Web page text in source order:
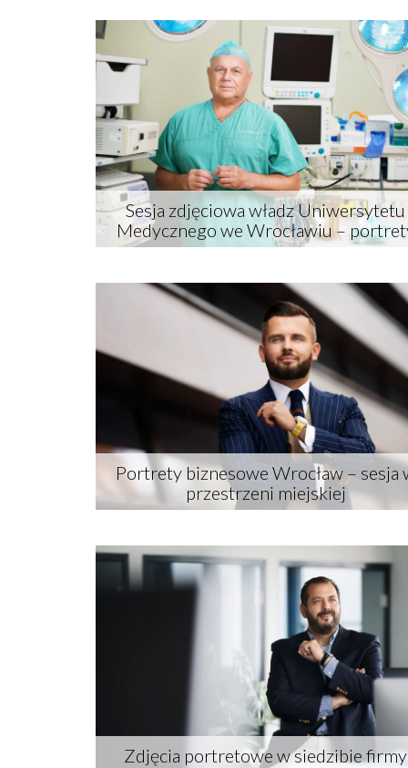
Sesja zdjęciowa władz Uniwersytetu
Medycznego we Wrocławiu –
Portrety biznesowe Wrocław – sesja
przestrzeni miejskiej
More
Zdjęcia portretowe w siedzibie firmy